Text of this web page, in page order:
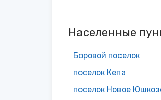
Населенные
Боровой поселок
поселок Кепа
поселок Новое